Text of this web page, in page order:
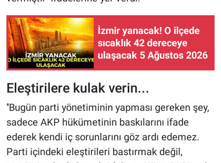
İzmir yanacak! O ilçede
sıcaklık 42 dereceye
ulaşacak 5 Ağustos 2026
Eleştirilere kulak verin...
''Bugün parti yönetiminin yapması gereken şey,
sadece AKP hükümetinin baskılarını ifade
ederek kendi iç sorunlarını göz ardı edemez.
Parti içindeki eleştirileri bastırmak değil,